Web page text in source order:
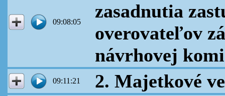
09:08:05
zasadnutia
overovateľov
návrhovej
09:11:21 2. Majetkové